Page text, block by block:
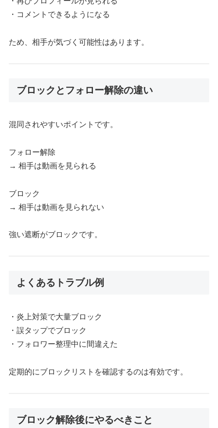
・コメントできるようになる
ため、相手が気づく可能性はあります。
ブロックとフォロー解除の違い
混同されやすいポイントです。
フォロー解除
→ 相手は動画を見られる
ブロック
→ 相手は動画を見られない
強い遮断がブロックです。
よくあるトラブル例
・炎上対策で大量ブロック
・誤タップでブロック
・フォロワー整理中に間違えた
定期的にブロックリストを確認するのは有効です。
ブロック解除後にやるべきこと